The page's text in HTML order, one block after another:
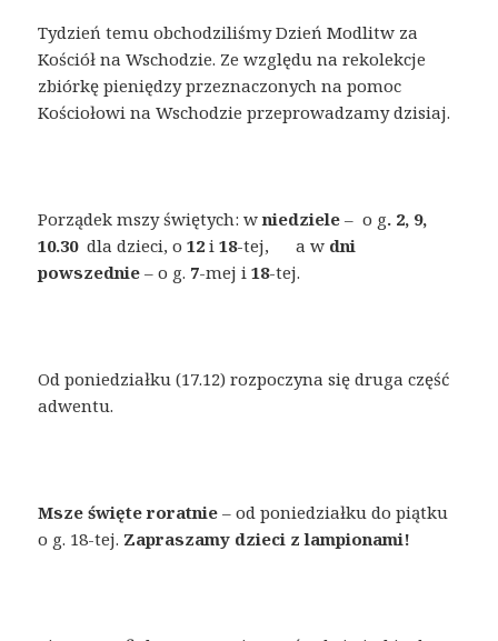
Tydzień temu obchodziliśmy Dzień Modlitw za
Kościół na Wschodzie. Ze względu na rekolekcje
zbiórkę pieniędzy przeznaczonych na pomoc
Kościołowi na Wschodzie przeprowadzamy dzisiaj.
Porządek mszy świętych: wniedziele – o g. 2, 9,
10.30dla dzieci, o12 i18-tej, a w dni
powszednie – o g. 7-mej i18-tej.
Od poniedziałku (17.12) rozpoczyna się druga część
adwentu.
Msze święte roratnie – od poniedziałku do piątku
o g. 18-tej. Zapraszamy dzieci z lampionami!